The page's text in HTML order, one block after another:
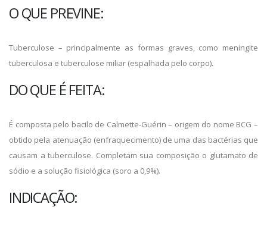
O QUE PREVINE:
Tuberculose – principalmente as formas graves, como meningite
tuberculosa e tuberculose miliar (espalhada pelo corpo).
DO QUE É FEITA:
É composta pelo bacilo de Calmette-Guérin – origem do nome BCG –
obtido pela atenuação (enfraquecimento) de uma das bactérias que
causam a tuberculose. Completam sua composição o glutamato de
sódio e a solução fisiológica (soro a 0,9%).
INDICAÇÃO: